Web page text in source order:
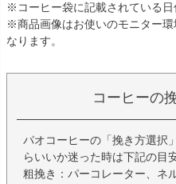
※コーヒー袋に記載されている日
※商品画像はお使いのモニター
なります。
コーヒーの
パオコーヒーの「挽き方選択
らいいか迷った時は下記の目
粗挽き：パーコレーター、ネ